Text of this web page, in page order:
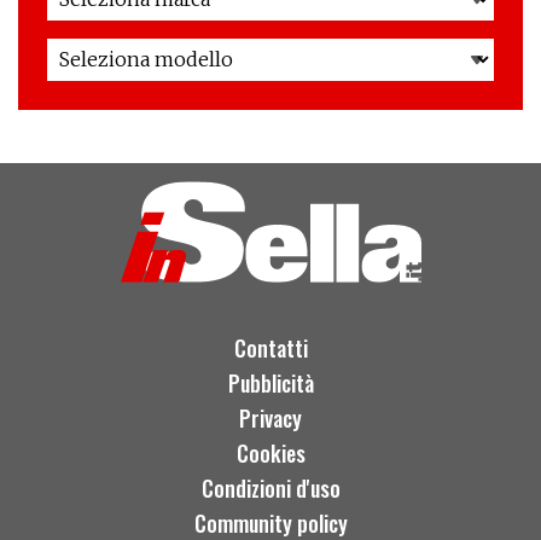
Contatti
Pubblicità
Privacy
Cookies
Condizioni d'uso
Community policy